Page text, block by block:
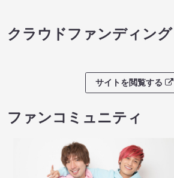
クラウドファンディング
サイトを閲覧する
ファンコミュニティ